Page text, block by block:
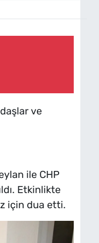
ve
ile CHP
Etkinlikte
için dua etti.